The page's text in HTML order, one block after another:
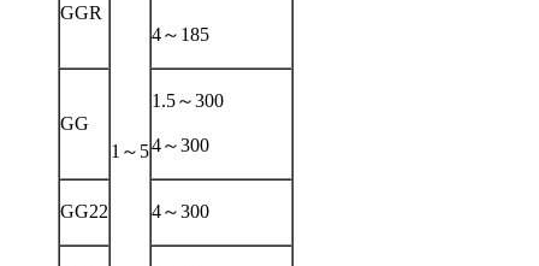
1～5
GGR
4～185
GG
1.5～300
4～300
GG22 4～300